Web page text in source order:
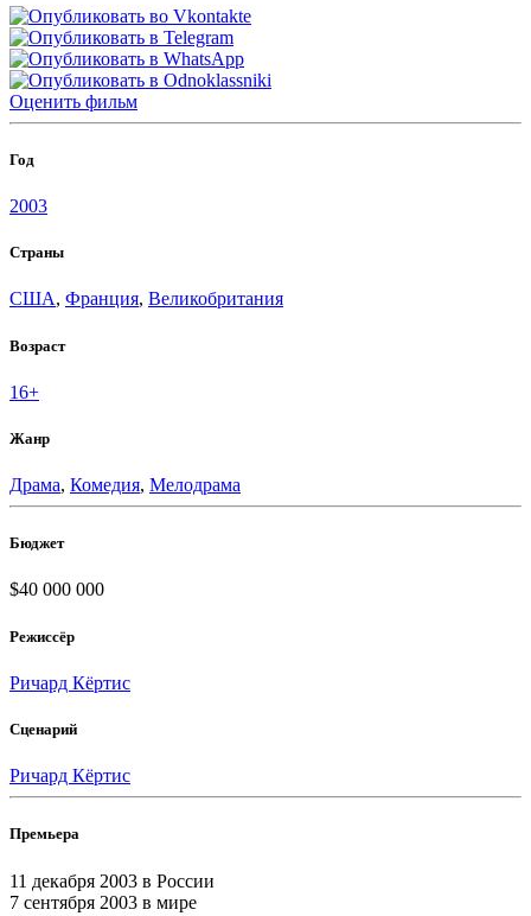
Оценить фильм
Год
2003
Страны
США, Франция, Великобритания
Возраст
16+
Жанр
Драма, Комедия, Мелодрама
Бюджет
$40 000 000
Режиссёр
Ричард Кёртис
Сценарий
Ричард Кёртис
Премьера
11 декабря 2003 в России
7 сентября 2003 в мире